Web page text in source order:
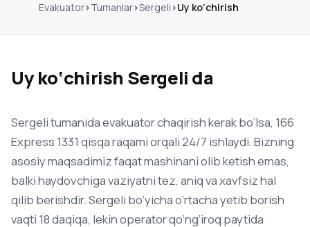
Evakuator Tumanlar Sergeli Uy ko‘chirish
Uy ko‘chirish Sergeli da
Sergeli tumanida evakuator chaqirish kerak bo‘lsa, 166
Express 1331 qisqa raqami orqali 24/7 ishlaydi. Bizning
asosiy maqsadimiz faqat mashinani olib ketish emas,
balki haydovchiga vaziyatni tez, aniq va xavfsiz hal
qilib berishdir. Sergeli bo‘yicha o‘rtacha yetib borish
vaqti 18 daqiqa, lekin operator qo‘ng‘iroq paytida